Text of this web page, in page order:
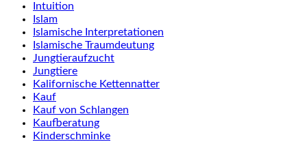
Intuition
Islam
Islamische Interpretationen
Islamische Traumdeutung
Jungtieraufzucht
Jungtiere
Kalifornische Kettennatter
Kauf
Kauf von Schlangen
Kaufberatung
Kinderschminke